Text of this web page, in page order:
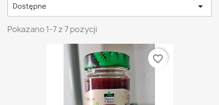
Dostępne 
Pokazano 1-7 z 7 pozycji
favorite_border